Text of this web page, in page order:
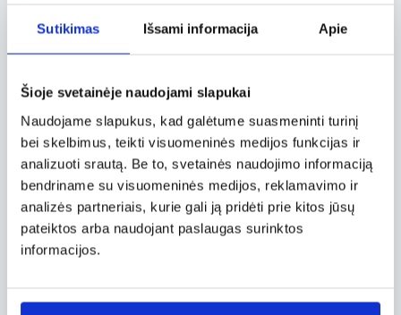
Sutikimas Išsami informacija Apie
Šioje svetainėje naudojami slapukai
Naudojame slapukus, kad galėtume suasmeninti turinį
bei skelbimus, teikti visuomeninės medijos funkcijas ir
analizuoti srautą. Be to, svetainės naudojimo informaciją
bendriname su visuomeninės medijos, reklamavimo ir
analizės partneriais, kurie gali ją pridėti prie kitos jūsų
pateiktos arba naudojant paslaugas surinktos
informacijos.
sukurtų drabužių, avalynės ar aksesuarų, verta
užsukti į šią gatvę – bent paspoksoti į
deimantų ir, be abejo, prabangių šveicariškų
laikrodžių.
Eliziejaus laukai, Paryžius, Prancūzija
Eliziejaus laukai (Champs Elysées) – tai ne tik
žymiausia gatvė visoje Prancūzijoje, bet ir rojus
mėgstantiems apsipirkinėti. Tačiau meilės
mieste apstu ir kitų legendinių apsipirkimo
vietų, pavyzdžiui, Galeries Lafayette ir
Haussmann bulvare. O Avenue Montaigne